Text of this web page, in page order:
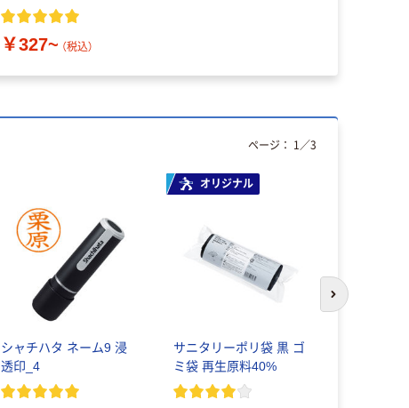
本社 セイニチ
￥327~ （税込）
シャチハタ ネーム9 浸
透印_4
オリジナル
サニタリーポリ袋 黒 ゴ
ミ袋 再生原料40%
ページ： 1／3
次のスライド